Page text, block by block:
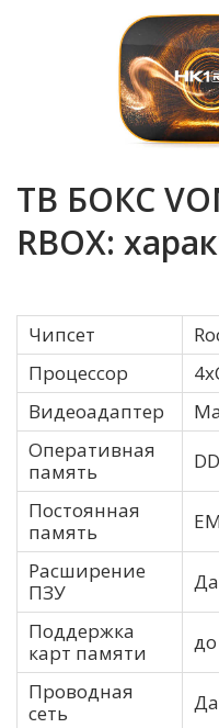
ТВ БОКС
RBOX:
Чипсет
Процессор
Видеоадаптер
Оперативная
память
Постоянная
память
Расширение
ПЗУ
Да
Поддержка
карт памяти
до
Проводная
сеть